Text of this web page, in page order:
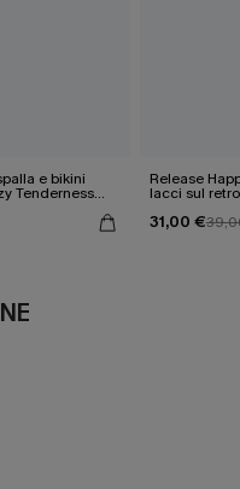
e bikini
Tenderness
Release
lacci sul
31,00 €